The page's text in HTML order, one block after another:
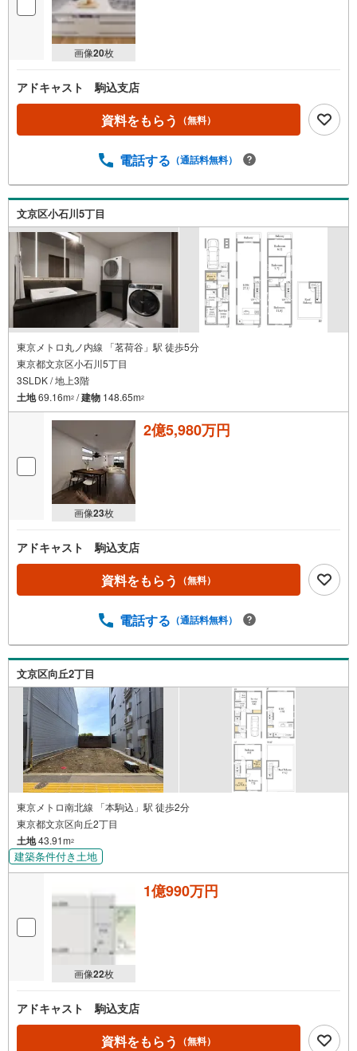
画像20枚
アドキャスト 駒込支店
資料をもらう （無料）
電話する （通話料無料）
文京区小石川5丁目
東京メトロ丸ノ内線 「茗荷谷」駅 徒歩5分
東京都文京区小石川5丁目
3SLDK / 地上3階
土地69.16m2 /建物 148.65m2
画像23枚
2億5,980万円
アドキャスト 駒込支店
資料をもらう （無料）
電話する （通話料無料）
文京区向丘2丁目
東京メトロ南北線 「本駒込」駅 徒歩2分
東京都文京区向丘2丁目
土地43.91m2
建築条件付き土地
画像22枚
1億990万円
アドキャスト 駒込支店
資料をもらう （無料）